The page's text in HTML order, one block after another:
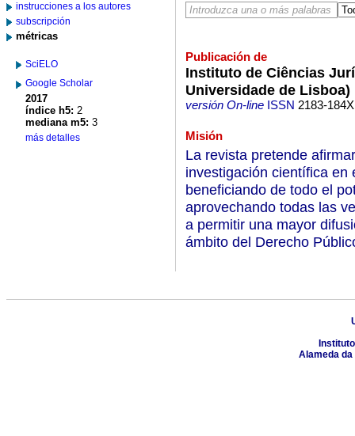
instrucciones a los autores
subscripción
métricas
SciELO
Google Scholar
2017
índice h5: 2
mediana m5: 3
más detalles
Publicación de
Instituto de Ciências
Universidade de Lisboa)
versión On-lineISSN 2183-184X
Misión
La revista pretende
investigación científica en
beneficiando de todo el
aprovechando todas las
a permitir una mayor
ámbito del Derecho
Alameda